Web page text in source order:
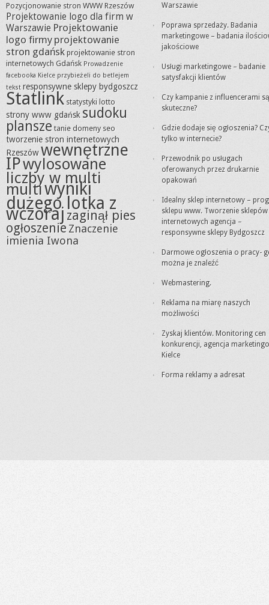
Pozycjonowanie stron WWW Rzeszów
Projektowanie logo dla firm w
Warszawie Projektowanie
logo firmy projektowanie
stron gdańsk projektowanie stron
internetowych Gdańsk Prowadzenie
facebooka Kielce przybieżeli do betlejem
tekst responsywne sklepy bydgoszcz
Statlink statystyki lotto
strony www gdańsk sudoku
plansze tanie domeny seo
tworzenie stron internetowych
Rzeszówwewnętrzne
IPwylosowane
liczby w multi
multiwyniki
dużego lotka z
wczoraj zaginął pies
ogłoszenieZnaczenie
imienia Iwona
Warszawie
Poprawa sprzedaży. Badania
marketingowe – badania
jakościowe
Usługi marketingowe – badanie
satysfakcji klientów
Czy kampanie z influencerami są
skuteczne?
Gdzie dodaje się ogłoszenia?
tylko w internecie?
Przewodnik po usługach
oferowanych przez drukarnie
opakowań
Idealny sklep internetowy –
sklepu www. Tworzenie sklepów
internetowych agencja –
responsywne sklepy Bydgoszcz
Darmowe ogłoszenia o pracy-
można je znaleźć
Webmastering.
Reklama na miarę naszych
możliwości
Zyskaj klientów. Monitoring cen
konkurencji, agencja
Kielce
Forma reklamy a adresat